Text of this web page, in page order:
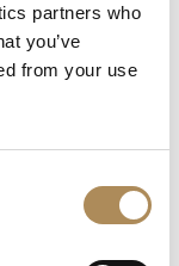
partners who
you’ve
from your use
secure?
LUXOS Arts?